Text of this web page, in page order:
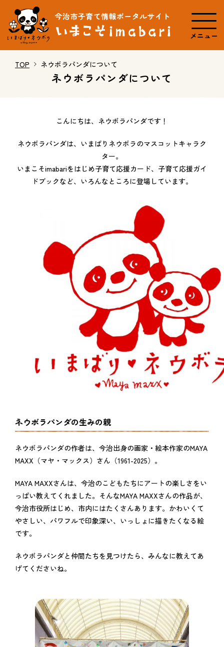
メニュー
TOP ネウボラパンダについて
ネウボラパンダについて
こんにちは、ネウボラパンダです！
ネウボラパンダは、いまばりネウボラのマスコットキャラク
ター。
いまこそimabariをはじめ子育て応援カード、子育て応援ガイ
ドブックなど、いろんなところに登場しています。
ネウボラパンダの生みの親
ネウボラパンダの作者は、今治出身の画家・絵本作家のMAYA
MAXX（マヤ・マックス）さん（1961-2025）。
MAYA MAXXさんは、今治のこどもたちにアートの楽しさをい
っぱい教えてくれました。そんなMAYA MAXXさんの作品が、
今治市役所はじめ、市内にはたくさんあります。かわいくて
やさしい、パワフルで印象深い、いっしょに描きたくなる絵
です。
ネウボラパンダと仲間たちを見つけたら、みんなに教えてあ
げてくださいね。